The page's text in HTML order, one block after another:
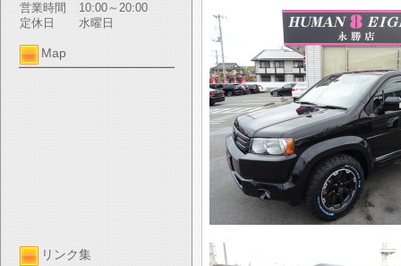
営業時間
10:00～20:00
定休日
水曜日
Map
リンク集